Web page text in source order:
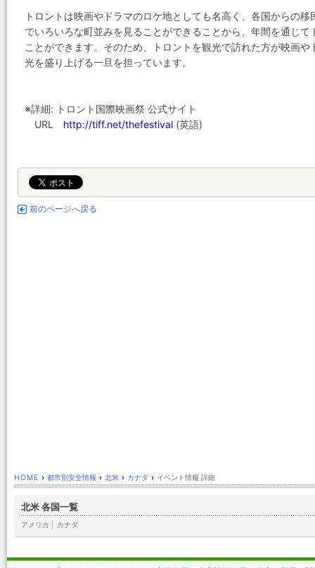
トロントは映画やドラマのロケ地としても名高く、各国からの
でいろいろな町並みを見ることができることから、年間を通じ
ことができます。そのため、トロントを観光で訪れた方が映画
光を盛り上げる一旦を担っています。
※詳細: トロント国際映画祭 公式サイト
URL http://tiff.net/thefestival (英語)
前のページへ戻る
HOME › 都市別安全情報 › 北米 › カナダ › イベント情報 詳細
北米 各国一覧
アメリカ カナダ